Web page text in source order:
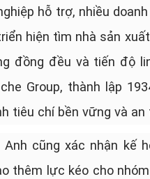
hỗ trợ, nhiều
hiện tìm nhà sản
đồng đều và tiến độ
Group, thành lập
tiêu chí bền vững và
cũng xác nhận kế
thêm lực kéo cho